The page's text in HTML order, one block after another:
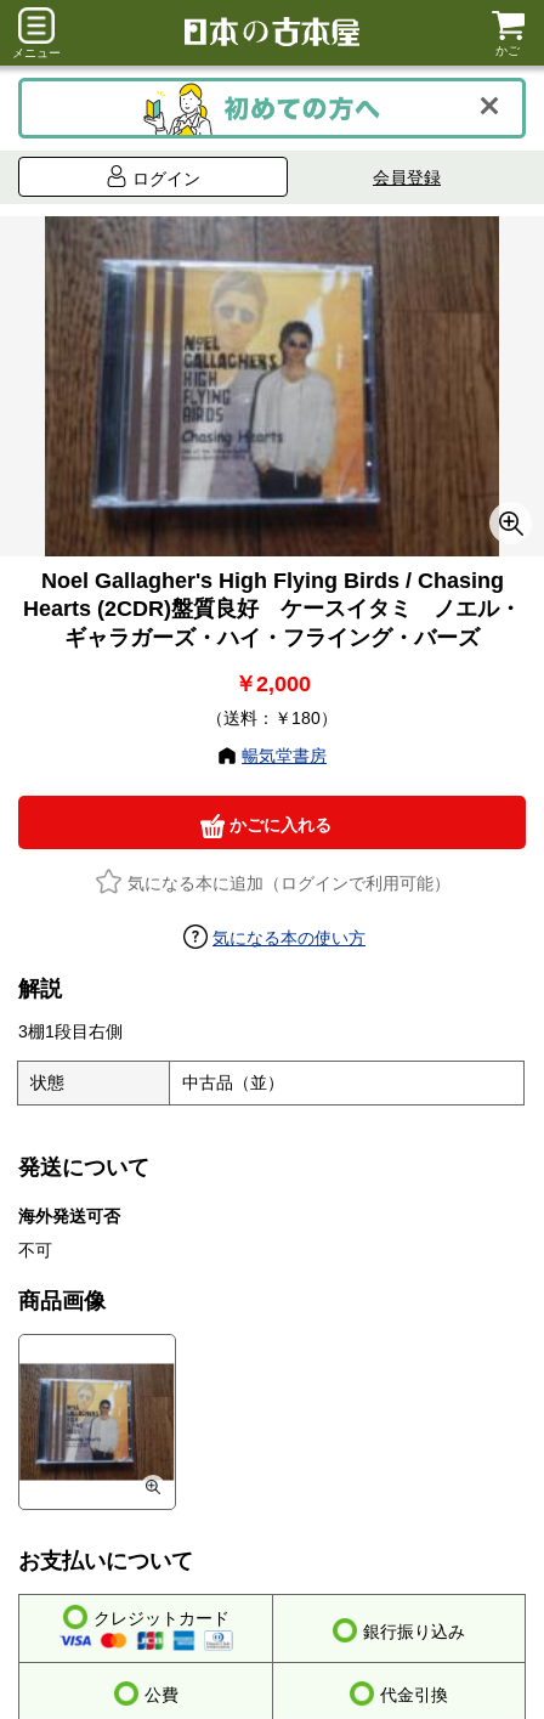
メニュー かご
ログイン 会員登録
Noel Gallagher's High Flying Birds / Chasing
Hearts (2CDR)盤質良好 ケースイタミ ノエル・
ギャラガーズ・ハイ・フライング・バーズ
￥2,000
（送料：￥180）
暢気堂書房
かごに入れる
気になる本に追加（ログインで利用可能）
気になる本の使い方
解説
3棚1段目右側
状態 中古品（並）
発送について
海外発送可否
不可
商品画像
お支払いについて
クレジットカード
銀行振り込み
公費 代金引換